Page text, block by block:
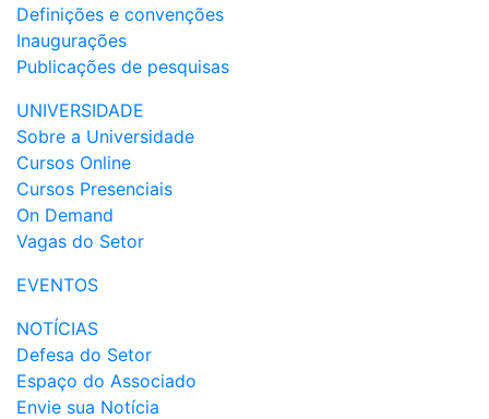
Definições e convenções
Inaugurações
Publicações de pesquisas
UNIVERSIDADE
Sobre a Universidade
Cursos Online
Cursos Presenciais
On Demand
Vagas do Setor
EVENTOS
NOTÍCIAS
Defesa do Setor
Espaço do Associado
Envie sua Notícia